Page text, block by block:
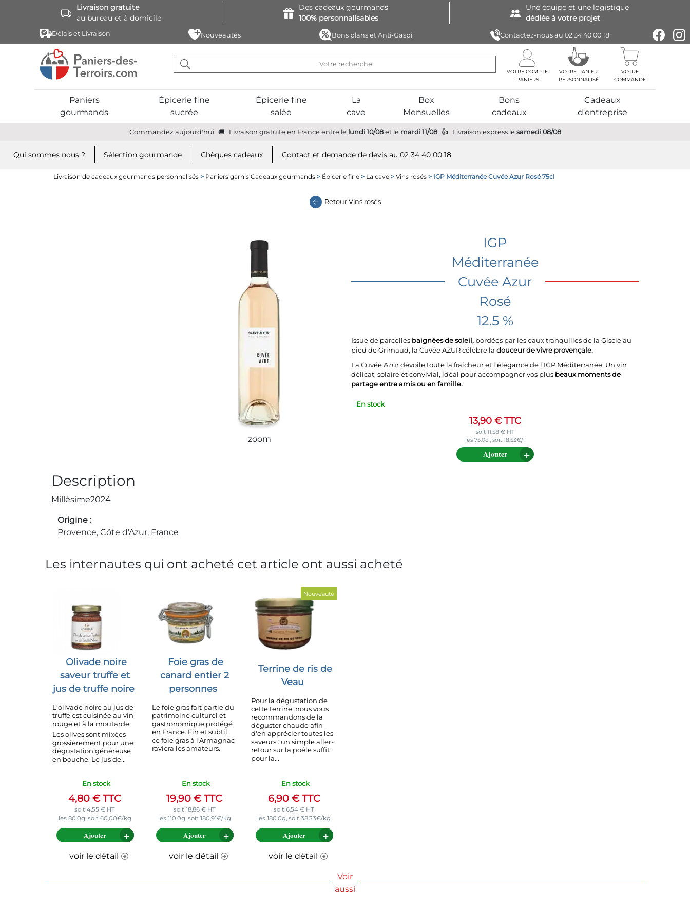
Livraison gratuite
au bureau et à domicile
Des cadeaux gourmands
100% personnalisables
Une équipe et une logistique
dédiée à votre projet
Délais et Livraison Nouveautés Bons plans et Anti-Gaspi Contactez-nous au 02 34 40 00 18
VOTRE COMPTE
VOTRE PANIER
PERSONNALISÉ
VOTRE
COMMANDE
Paniers
gourmands
Épicerie fine
sucrée
Épicerie fine
salée
La
cave
Box
Mensuelles
Bons
cadeaux
Cadeaux
d'entreprise
Commandez aujourd'hui Livraison gratuite en France entre le lundi 10/08et le mardi 11/08 Livraison expressle samedi 08/08
Qui sommes nous ? Sélection gourmande Chèques cadeaux Contact et demande de devis au 02 34 40 00 18
Livraison de cadeaux gourmands personnalisés > Paniers garnis Cadeaux gourmands > Épicerie fine > La cave > Vins rosés > IGP Méditerranée Cuvée Azur Rosé 75cl
RetourVins rosés
zoom
IGP
Méditerranée
Cuvée Azur
Rosé
12.5 %
Issue de parcelles baignées de soleil, bordées par les eaux tranquilles de la Giscle au
pied de Grimaud, la Cuvée AZUR célèbre la douceur de vivre provençale.
La Cuvée Azur dévoile toute la fraîcheur et l’élégance de l’IGP Méditerranée. Un vin
délicat, solaire et convivial, idéal pour accompagner vos plus beaux moments de
partage entre amis ou en famille.
En stock
13,90 €TTC
soit 11,58 € HT
les 75.0cl, soit 18,53€/l
Ajouter
Description
Millésime2024
Origine
Provence, Côte d'Azur, France
Les internautes qui ont acheté cet article ont aussi acheté
Olivade noire
saveur truffe et
jus de truffe noire
L'olivade noire au jus de
truffe est cuisinée au vin
rouge et à la moutarde.
Les olives sont mixées
grossièrement pour une
dégustation généreuse
en bouche. Le jus de...
En stock
4,80 €TTC
soit4,55 € HT
les 80.0g, soit 60,00€/kg
Ajouter
voir le détail
Foie gras de
canard entier 2
personnes
Le foie gras fait partie du
patrimoine culturel et
gastronomique protégé
en France. Fin et subtil,
ce foie gras à l'Armagnac
raviera les amateurs.
En stock
19,90 €TTC
soit 18,86 €HT
les 110.0g, soit 180,91€/kg
Ajouter
voir le détail
Nouveauté
Terrine de ris de
Veau
Pour la dégustation de
cette terrine, nous vous
recommandons de la
déguster chaude afin
d'en apprécier toutes les
saveurs : un simple aller-
retour sur la poêle suffit
pour la...
En stock
6,90 €TTC
soit6,54 € HT
les 180.0g, soit 38,33€/kg
Ajouter
voir le détail
Voir
aussi